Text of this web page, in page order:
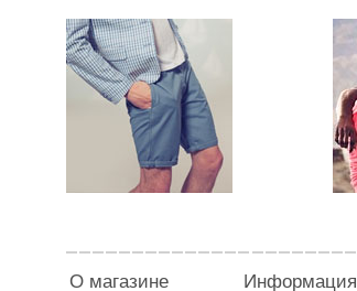
О магазине Информация